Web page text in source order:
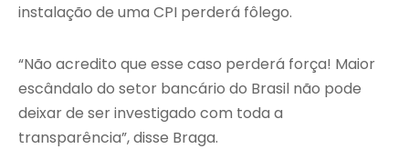
instalação de uma CPI perderá fôlego.
“Não acredito que esse caso perderá força! Maior
escândalo do setor bancário do Brasil não pode
deixar de ser investigado com toda a
transparência”, disse Braga.